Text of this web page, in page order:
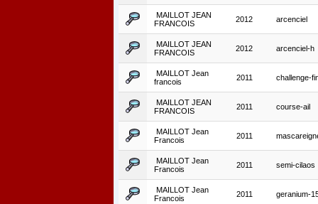
MAILLOT JEAN
FRANCOIS
2012 arcenciel
MAILLOT JEAN
FRANCOIS
2012 arcenciel-h
MAILLOT Jean
francois
2011 challenge-
MAILLOT JEAN
FRANCOIS
2011 course-ail
MAILLOT Jean
Francois
2011
MAILLOT Jean
Francois
2011 semi-cilaos
MAILLOT Jean
Francois
2011 geranium-